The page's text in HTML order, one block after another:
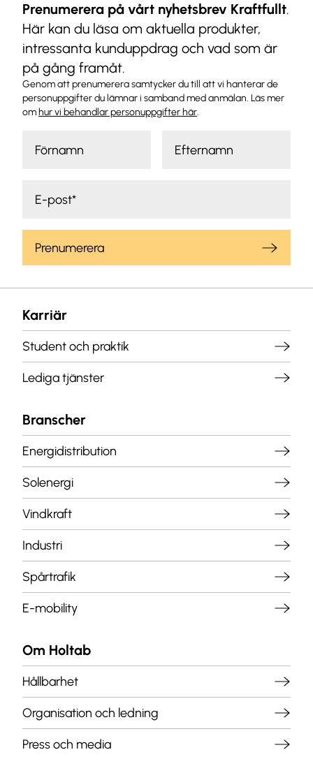
Prenumerera på vårt nyhetsbrev Kraftfullt.
Här kan du läsa om aktuella produkter,
intressanta kunduppdrag och vad som är
på gång framåt.
Genom att prenumerera samtycker du till att vi hanterar de
personuppgifter du lämnar i samband med anmälan. Läs mer
om hur vi behandlar personuppgifter här.
Prenumerera
Karriär
Student och praktik
Lediga tjänster
Branscher
Energidistribution
Solenergi
Vindkraft
Industri
Spårtrafik
E-mobility
Om Holtab
Hållbarhet
Organisation och ledning
Press och media